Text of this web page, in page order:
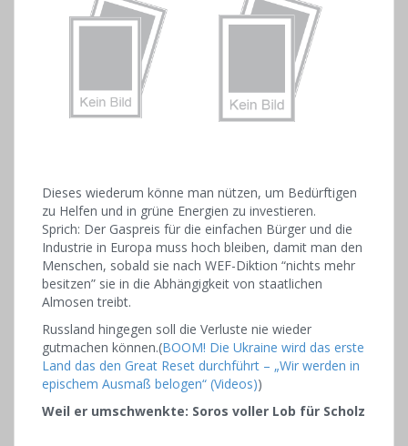
Dieses wiederum könne man nützen, um Bedürftigen
zu Helfen und in grüne Energien zu investieren.
Sprich: Der Gaspreis für die einfachen Bürger und die
Industrie in Europa muss hoch bleiben, damit man den
Menschen, sobald sie nach WEF-Diktion “nichts mehr
besitzen” sie in die Abhängigkeit von staatlichen
Almosen treibt.
Russland hingegen soll die Verluste nie wieder
gutmachen können.(BOOM! Die Ukraine wird das erste
Land das den Great Reset durchführt – „Wir werden in
epischem Ausmaß belogen“ (Videos))
Weil er umschwenkte: Soros voller Lob für Scholz